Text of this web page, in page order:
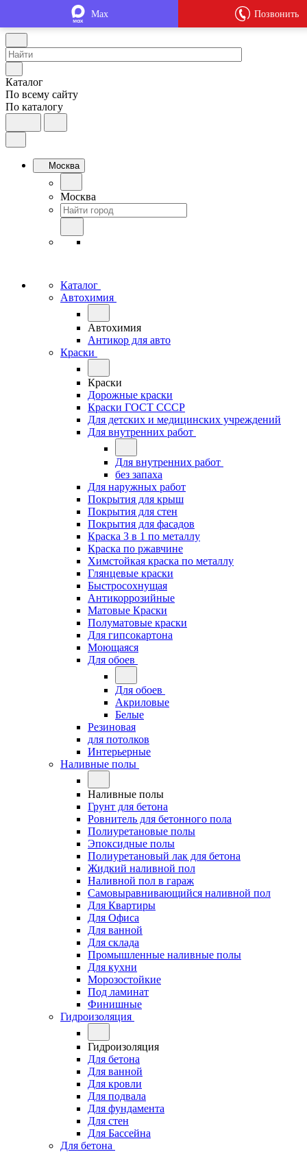
Каталог
По всему сайту
По каталогу
Москва
Москва
Каталог
Автохимия
Автохимия
Антикор для авто
Краски
Краски
Дорожные краски
Краски ГОСТ СССР
Для детских и медицинских учреждений
Для внутренних работ
Для внутренних работ
без запаха
Для наружных работ
Покрытия для крыш
Покрытия для стен
Покрытия для фасадов
Краска 3 в 1 по металлу
Краска по ржавчине
Химстойкая краска по металлу
Глянцевые краски
Быстросохнущая
Антикоррозийные
Матовые Краски
Полуматовые краски
Для гипсокартона
Моющаяся
Для обоев
Для обоев
Акриловые
Белые
Резиновая
для потолков
Интерьерные
Наливные полы
Наливные полы
Грунт для бетона
Ровнитель для бетонного пола
Полиуретановые полы
Эпоксидные полы
Полиуретановый лак для бетона
Жидкий наливной пол
Наливной пол в гараж
Самовыравнивающийся наливной пол
Для Квартиры
Для Офиса
Для ванной
Для склада
Промышленные наливные полы
Для кухни
Морозостойкие
Под ламинат
Финишные
Гидроизоляция
Гидроизоляция
Для бетона
Для ванной
Для кровли
Для подвала
Для фундамента
Для стен
Для Бассейна
Для бетона
Max Позвонить